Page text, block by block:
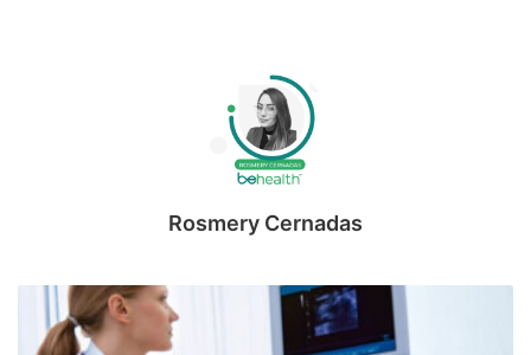
Rosmery Cernadas